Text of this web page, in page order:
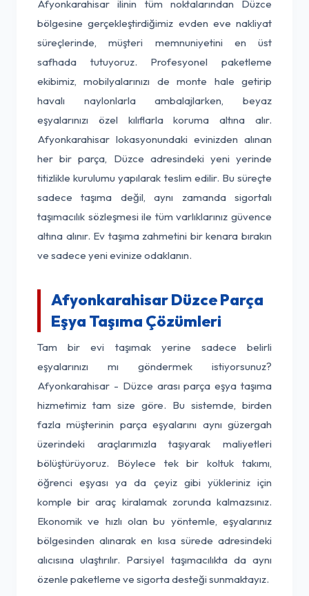
Afyonkarahisar ilinin tüm noktalarından Düzce
bölgesine gerçekleştirdiğimiz evden eve nakliyat
süreçlerinde, müşteri memnuniyetini en üst
safhada tutuyoruz. Profesyonel paketleme
ekibimiz, mobilyalarınızı de monte hale getirip
havalı naylonlarla ambalajlarken, beyaz
eşyalarınızı özel kılıflarla koruma altına alır.
Afyonkarahisar lokasyonundaki evinizden alınan
her bir parça, Düzce adresindeki yeni yerinde
titizlikle kurulumu yapılarak teslim edilir. Bu süreçte
sadece taşıma değil, aynı zamanda sigortalı
taşımacılık sözleşmesi ile tüm varlıklarınız güvence
altına alınır. Ev taşıma zahmetini bir kenara bırakın
ve sadece yeni evinize odaklanın.
Afyonkarahisar Düzce Parça
Eşya Taşıma Çözümleri
Tam bir evi taşımak yerine sadece belirli
eşyalarınızı mı göndermek istiyorsunuz?
Afyonkarahisar - Düzce arası parça eşya taşıma
hizmetimiz tam size göre. Bu sistemde, birden
fazla müşterinin parça eşyalarını aynı güzergah
üzerindeki araçlarımızla taşıyarak maliyetleri
bölüştürüyoruz. Böylece tek bir koltuk takımı,
öğrenci eşyası ya da çeyiz gibi yükleriniz için
komple bir araç kiralamak zorunda kalmazsınız.
Ekonomik ve hızlı olan bu yöntemle, eşyalarınız
bölgesinden alınarak en kısa sürede adresindeki
alıcısına ulaştırılır. Parsiyel taşımacılıkta da aynı
özenle paketleme ve sigorta desteği sunmaktayız.